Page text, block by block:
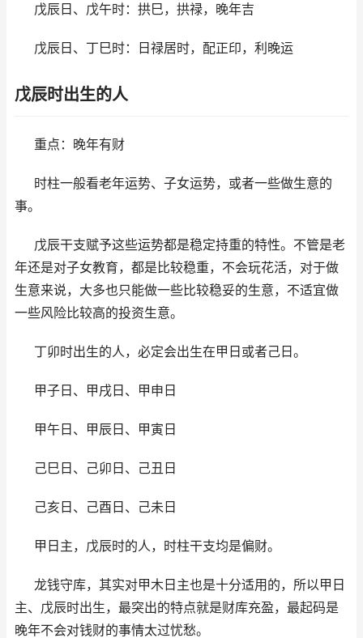
戊辰日、戊午时：拱巳，拱禄，晚年吉
戊辰日、丁巳时：日禄居时，配正印，利晚运
戊辰时出生的人
重点：晚年有财
时柱一般看老年运势、子女运势，或者一些做生意的
事。
戊辰干支赋予这些运势都是稳定持重的特性。不管是老
年还是对子女教育，都是比较稳重，不会玩花活，对于做
生意来说，大多也只能做一些比较稳妥的生意，不适宜做
一些风险比较高的投资生意。
丁卯时出生的人，必定会出生在甲日或者己日。
甲子日、甲戌日、甲申日
甲午日、甲辰日、甲寅日
己巳日、己卯日、己丑日
己亥日、己酉日、己未日
甲日主，戊辰时的人，时柱干支均是偏财。
龙钱守库，其实对甲木日主也是十分适用的，所以甲日
主、戊辰时出生，最突出的特点就是财库充盈，最起码是
晚年不会对钱财的事情太过忧愁。